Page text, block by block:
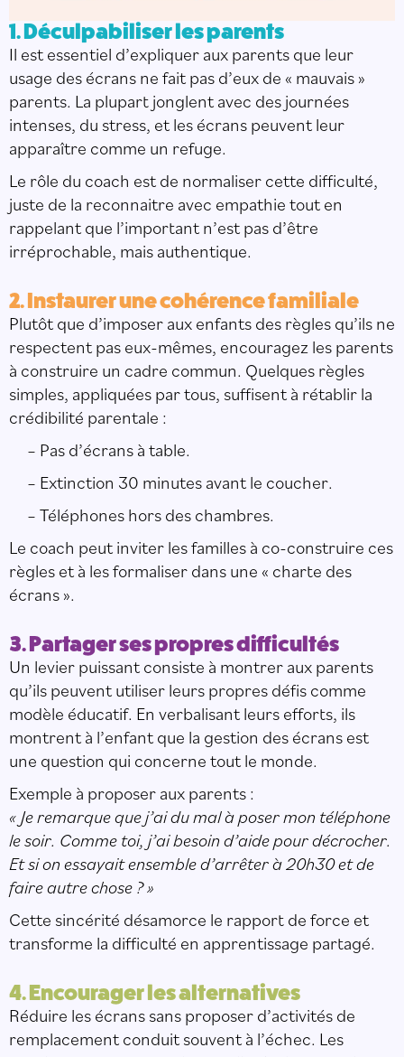
1. Déculpabiliser les parents
Il est essentiel d’expliquer aux parents que leur
usage des écrans ne fait pas d’eux de « mauvais »
parents. La plupart jonglent avec des journées
intenses, du stress, et les écrans peuvent leur
apparaître comme un refuge.
Le rôle du coach est de normaliser cette difficulté,
juste de la reconnaitre avec empathie tout en
rappelant que l’important n’est pas d’être
irréprochable, mais authentique.
2. Instaurer une cohérence familiale
Plutôt que d’imposer aux enfants des règles qu’ils ne
respectent pas eux-mêmes, encouragez les parents
à construire un cadre commun. Quelques règles
simples, appliquées par tous, suffisent à rétablir la
crédibilité parentale :
– Pas d’écrans à table.
– Extinction 30 minutes avant le coucher.
– Téléphones hors des chambres.
Le coach peut inviter les familles à co-construire ces
règles et à les formaliser dans une « charte des
écrans ».
3. Partager ses propres difficultés
Un levier puissant consiste à montrer aux parents
qu’ils peuvent utiliser leurs propres défis comme
modèle éducatif. En verbalisant leurs efforts, ils
montrent à l’enfant que la gestion des écrans est
une question qui concerne tout le monde.
Exemple à proposer aux parents :
« Je remarque que j’ai du mal à poser mon téléphone
le soir. Comme toi, j’ai besoin d’aide pour décrocher.
Et si on essayait ensemble d’arrêter à 20h30 et de
faire autre chose ? »
Cette sincérité désamorce le rapport de force et
transforme la difficulté en apprentissage partagé.
4. Encourager les alternatives
Réduire les écrans sans proposer d’activités de
remplacement conduit souvent à l’échec. Les